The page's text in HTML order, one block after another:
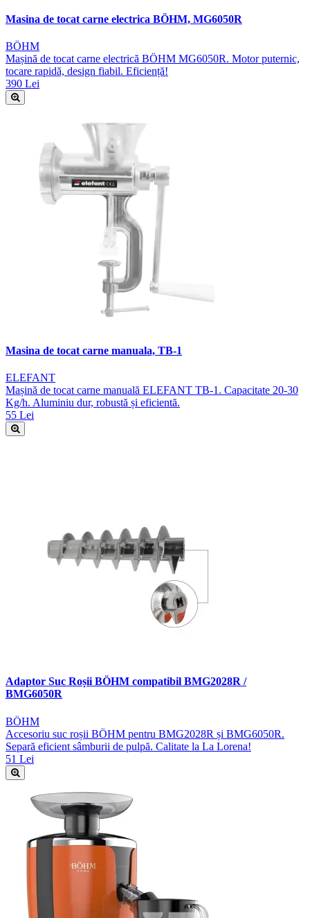
Masina de tocat carne electrica BÖHM, MG6050R
BÖHM
Mașină de tocat carne electrică BÖHM MG6050R. Motor puternic,
tocare rapidă, design fiabil. Eficiență!
390 Lei
Masina de tocat carne manuala, TB-1
ELEFANT
Mașină de tocat carne manuală ELEFANT TB-1. Capacitate 20-30
Kg/h. Aluminiu dur, robustă și eficientă.
55 Lei
Adaptor Suc Roșii BÖHM compatibil BMG2028R /
BMG6050R
BÖHM
Accesoriu suc roșii BÖHM pentru BMG2028R și BMG6050R.
Separă eficient sâmburii de pulpă. Calitate la La Lorena!
51 Lei